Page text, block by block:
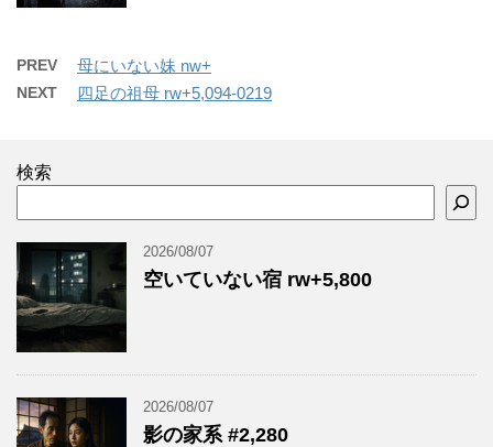
PREV 母にいない妹 nw+
NEXT 四足の祖母 rw+5,094-0219
検索
2026/08/07
空いていない宿 rw+5,800
2026/08/07
影の家系 #2,280